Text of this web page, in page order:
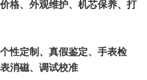
、外观维护、机芯保养、打
定制、真假鉴定、手表检
消磁、调试校准